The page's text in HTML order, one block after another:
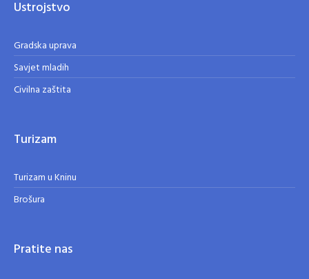
Ustrojstvo
Gradska uprava
Savjet mladih
Civilna zaštita
Turizam
Turizam u Kninu
Brošura
Pratite nas